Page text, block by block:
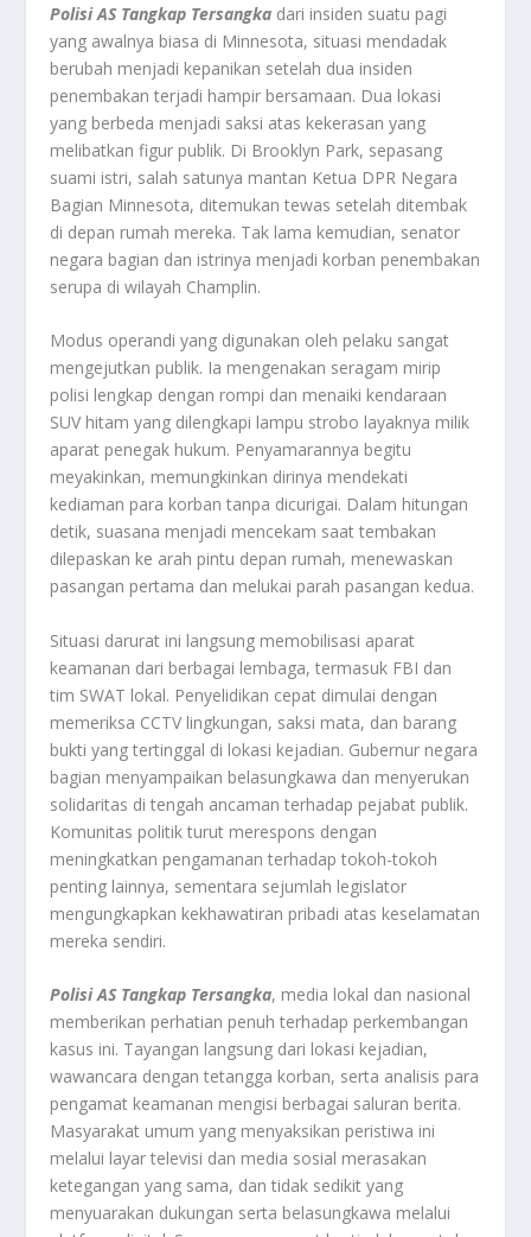
Polisi AS Tangkap Tersangka dari insiden suatu pagi
yang awalnya biasa di Minnesota, situasi mendadak
berubah menjadi kepanikan setelah dua insiden
penembakan terjadi hampir bersamaan. Dua lokasi
yang berbeda menjadi saksi atas kekerasan yang
melibatkan figur publik. Di Brooklyn Park, sepasang
suami istri, salah satunya mantan Ketua DPR Negara
Bagian Minnesota, ditemukan tewas setelah ditembak
di depan rumah mereka. Tak lama kemudian, senator
negara bagian dan istrinya menjadi korban penembakan
serupa di wilayah Champlin.
Modus operandi yang digunakan oleh pelaku sangat
mengejutkan publik. Ia mengenakan seragam mirip
polisi lengkap dengan rompi dan menaiki kendaraan
SUV hitam yang dilengkapi lampu strobo layaknya milik
aparat penegak hukum. Penyamarannya begitu
meyakinkan, memungkinkan dirinya mendekati
kediaman para korban tanpa dicurigai. Dalam hitungan
detik, suasana menjadi mencekam saat tembakan
dilepaskan ke arah pintu depan rumah, menewaskan
pasangan pertama dan melukai parah pasangan kedua.
Situasi darurat ini langsung memobilisasi aparat
keamanan dari berbagai lembaga, termasuk FBI dan
tim SWAT lokal. Penyelidikan cepat dimulai dengan
memeriksa CCTV lingkungan, saksi mata, dan barang
bukti yang tertinggal di lokasi kejadian. Gubernur negara
bagian menyampaikan belasungkawa dan menyerukan
solidaritas di tengah ancaman terhadap pejabat publik.
Komunitas politik turut merespons dengan
meningkatkan pengamanan terhadap tokoh-tokoh
penting lainnya, sementara sejumlah legislator
mengungkapkan kekhawatiran pribadi atas keselamatan
mereka sendiri.
Polisi AS Tangkap Tersangka, media lokal dan nasional
memberikan perhatian penuh terhadap perkembangan
kasus ini. Tayangan langsung dari lokasi kejadian,
wawancara dengan tetangga korban, serta analisis para
pengamat keamanan mengisi berbagai saluran berita.
Masyarakat umum yang menyaksikan peristiwa ini
melalui layar televisi dan media sosial merasakan
ketegangan yang sama, dan tidak sedikit yang
menyuarakan dukungan serta belasungkawa melalui